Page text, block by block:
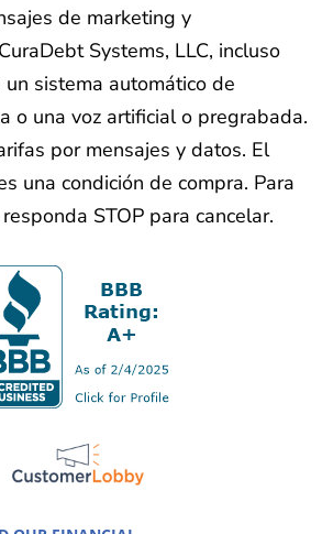
de marketing y
Systems, LLC, incluso
sistema automático de
o una voz artificial o pregrabada.
por mensajes y datos. El
una condición de compra. Para
STOP para cancelar.